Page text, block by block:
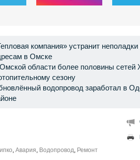
компания» устранит неполадки
в Омске
области более половины сетей
сезону
водопровод заработал в
, Авария, Водопровод, Ремонт